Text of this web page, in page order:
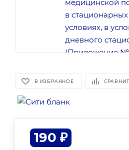
В ИЗБРАННОЕ
190 ₽